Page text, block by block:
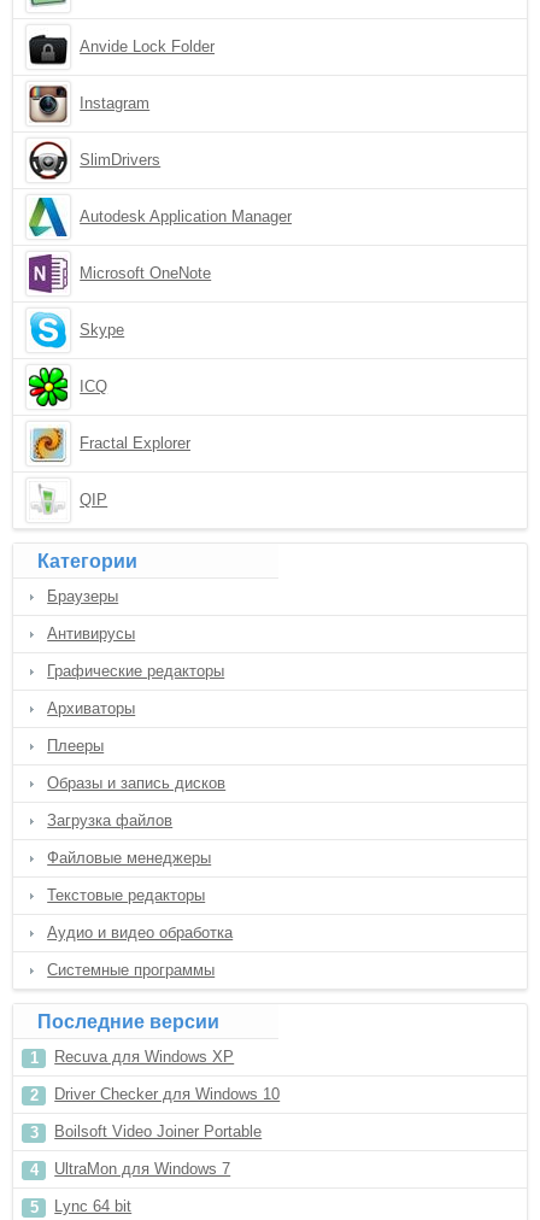
Anvide Lock Folder
Instagram
SlimDrivers
Autodesk Application Manager
Microsoft OneNote
Skype
ICQ
Fractal Explorer
QIP
Категории
Браузеры
Антивирусы
Графические редакторы
Архиваторы
Плееры
Образы и запись дисков
Загрузка файлов
Файловые менеджеры
Текстовые редакторы
Аудио и видео обработка
Системные программы
Последние версии
Recuva для Windows XP
Driver Checker для Windows 10
Boilsoft Video Joiner Portable
UltraMon для Windows 7
Lync 64 bit